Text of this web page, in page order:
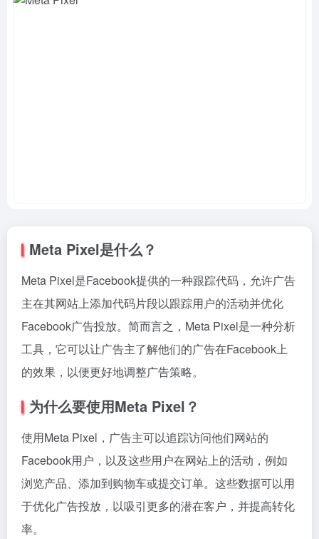
Meta Pixel是什么？
Meta Pixel是Facebook提供的一种跟踪代码，允许广告
主在其网站上添加代码片段以跟踪用户的活动并优化
Facebook广告投放。简而言之，Meta Pixel是一种分析
工具，它可以让广告主了解他们的广告在Facebook上
的效果，以便更好地调整广告策略。
为什么要使用Meta Pixel？
使用Meta Pixel，广告主可以追踪访问他们网站的
Facebook用户，以及这些用户在网站上的活动，例如
浏览产品、添加到购物车或提交订单。这些数据可以用
于优化广告投放，以吸引更多的潜在客户，并提高转化
率。